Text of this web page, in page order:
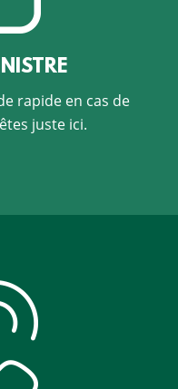
rapide en cas de
juste ici.